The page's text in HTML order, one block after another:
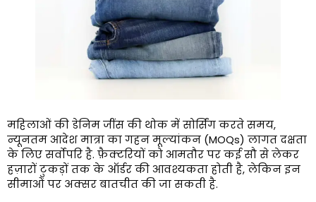
महिलाओं की डेनिम जींस की थोक में सोर्सिंग करते समय,
न्यूनतम आदेश मात्रा का गहन मूल्यांकन (MOQs) लागत दक्षता
के लिए सर्वोपरि है. फ़ैक्टरियों को आमतौर पर कई सौ से लेकर
हज़ारों टुकड़ों तक के ऑर्डर की आवश्यकता होती है, लेकिन इन
सीमाओं पर अक्सर बातचीत की जा सकती है.